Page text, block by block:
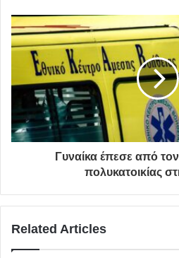
Γυναίκα έπεσε από
πολυκατοικίας
Related Articles